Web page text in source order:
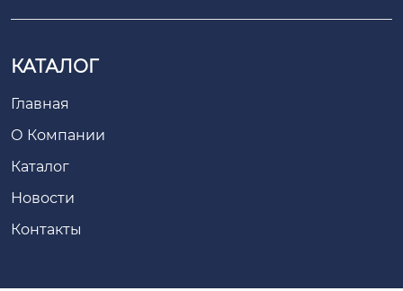
КАТАЛОГ
Главная
О Компании
Каталог
Новости
Контакты